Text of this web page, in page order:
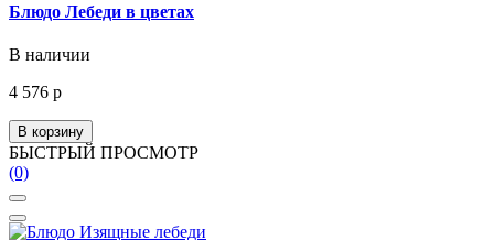
Блюдо Лебеди в цветах
В наличии
4 576 р
В корзину
БЫСТРЫЙ ПРОСМОТР
(0)